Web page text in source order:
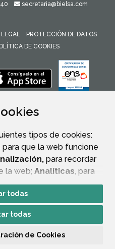
tipos de cookies:
para que la web funcione
para recordar
la web; Analíticas, para
la web y sus servicios.
“Aceptar todas”
uso. Si pulsa el botón
las cookies técnicas
todas
todas
de Cookies
secretaria@bielsa.com
LEGAL
PROTECCIÓN DE DATOS
DE COOKIES